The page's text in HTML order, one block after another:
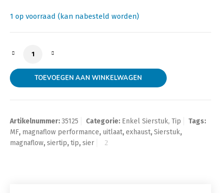
1 op voorraad (kan nabesteld worden)
Uitlaat eindstuk Magnaflow rond kort 2,25 inch
TOEVOEGEN AAN WINKELWAGEN
Artikelnummer:35125 Categorie: Enkel Sierstuk, Tip
Tags:
MF, magnaflow performance, uitlaat,exhaust,Sierstuk,
magnaflow,siertip,tip,sier